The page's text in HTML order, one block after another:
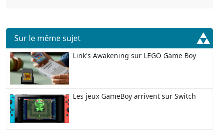
Sur le même sujet
Link's Awakening sur LEGO Game Boy
Les jeux GameBoy arrivent sur Switch